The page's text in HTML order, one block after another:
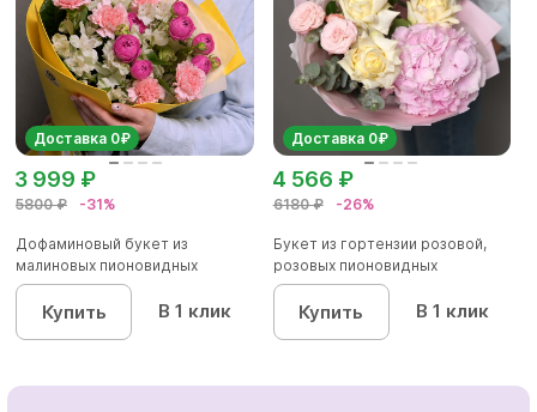
Доставка 0₽
5800 ₽ -31%
3 999 ₽
Дофаминовый букет из
малиновых пионовидных
кустовых роз...
Купить В 1 клик
Доставка 0₽
6180 ₽ -26%
4 566 ₽
Букет из гортензии розовой,
розовых пионовидных
кустовы...
Купить В 1 клик